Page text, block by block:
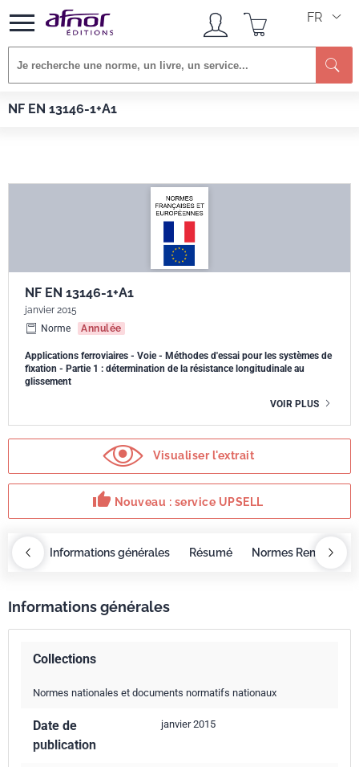
FR
NF EN 13146-1+A1
Afnor EDITIONS Normes
NF EN 13146-1+A1
janvier 2015
Norme
Annulée
Applications ferroviaires - Voie - Méthodes d'essai pour les systèmes de
fixation - Partie 1 : détermination de la résistance longitudinale au
glissement
VOIR PLUS
Visualiser l'extrait
thumb_up Nouveau : service UPSELL
Informations générales Résumé Normes
Informations générales
Collections
Normes nationales et documents normatifs nationaux
Date de
publication
janvier 2015